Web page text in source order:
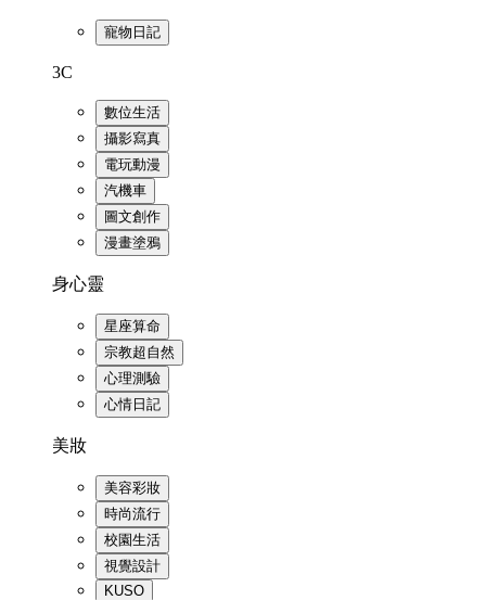
寵物日記
3C
數位生活
攝影寫真
電玩動漫
汽機車
圖文創作
漫畫塗鴉
身心靈
星座算命
宗教超自然
心理測驗
心情日記
美妝
美容彩妝
時尚流行
校園生活
視覺設計
KUSO